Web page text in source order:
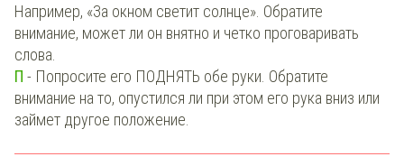
Например, «За окном светит солнце». Обратите
внимание, может ли он внятно и четко проговаривать
слова.
П - Попросите его ПОДНЯТЬ обе руки. Обратите
внимание на то, опустился ли при этом его рука вниз или
займет другое положение.